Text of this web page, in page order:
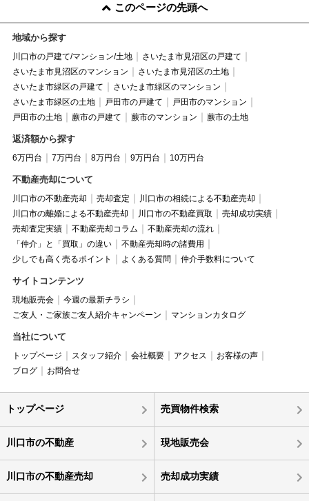
このページの先頭へ
地域から探す
川口市の戸建て/マンション/土地
さいたま市見沼区の戸建て
さいたま市見沼区のマンション
さいたま市見沼区の土地
さいたま市緑区の戸建て
さいたま市緑区のマンション
さいたま市緑区の土地
戸田市の戸建て
戸田市のマンション
戸田市の土地
蕨市の戸建て 蕨市のマンション 蕨市の土地
返済額から探す
6万円台 7万円台 8万円台 9万円台 10万円台
不動産売却について
川口市の不動産売却 売却査定
川口市の相続による不動産売却
川口市の離婚による不動産売却
川口市の不動産買取
売却成功実績
売却査定実績
不動産売却コラム
不動産売却の流れ
「仲介」と「買取」の違い
不動産売却時の諸費用
少しでも高く売るポイント
よくある質問 仲介手数料について
サイトコンテンツ
現地販売会
今週の最新チラシ
ご友人・ご家族ご友人紹介キャンペーン
マンションカタログ
当社について
トップページ スタッフ紹介 会社概要 アクセス
お客様の声
ブログ
お問合せ
トップページ 売買物件検索
川口市の不動産 現地販売会
川口市の不動産売却 売却成功実績